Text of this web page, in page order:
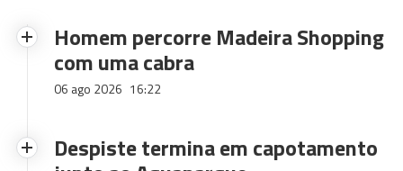
Homem percorre Madeira Shopping
com uma cabra
06 ago 2026 16:22
Despiste termina em capotamento